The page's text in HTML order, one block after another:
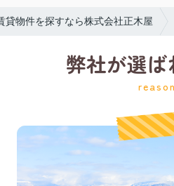
貸物件を探すなら株式会社正木屋
弊社が選ば
reason